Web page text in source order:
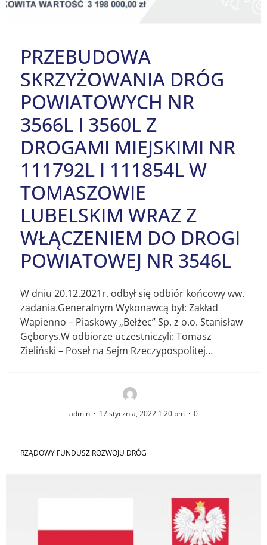
PRZEBUDOWA
SKRZYŻOWANIA DRÓG
POWIATOWYCH NR
3566L I 3560L Z
DROGAMI MIEJSKIMI NR
111792L I 111854L W
TOMASZOWIE
LUBELSKIM WRAZ Z
WŁĄCZENIEM DO DROGI
POWIATOWEJ NR 3546L
W dniu 20.12.2021r. odbył się odbiór końcowy ww.
zadania.Generalnym Wykonawcą był: Zakład
Wapienno – Piaskowy „Bełżec” Sp. z o.o. Stanisław
Gęborys.W odbiorze uczestniczyli: Tomasz
Zieliński – Poseł na Sejm Rzeczypospolitej…
admin · 17 stycznia, 2022 1:20 pm · 0
RZĄDOWY FUNDUSZ ROZWOJU DRÓG